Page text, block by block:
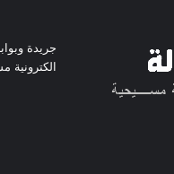
جريدة
الكترونية